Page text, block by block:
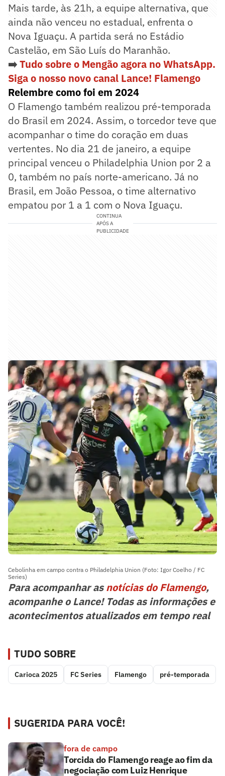
Mais tarde, às 21h, a equipe alternativa, que
ainda não venceu no estadual, enfrenta o
Nova Iguaçu. A partida será no Estádio
Castelão, em São Luís do Maranhão.
➡️Tudo sobre o Mengão agora no WhatsApp.
Siga o nosso novo canal Lance! Flamengo
Relembre como foi em 2024
O Flamengo também realizou pré-temporada
do Brasil em 2024. Assim, o torcedor teve que
acompanhar o time do coração em duas
vertentes. No dia 21 de janeiro, a equipe
principal venceu o Philadelphia Union por 2 a
0, também no país norte-americano. Já no
Brasil, em João Pessoa, o time alternativo
empatou por 1 a 1 com o Nova Iguaçu.
CONTINUA
APÓS A
PUBLICIDADE
Cebolinha em campo contra o Philadelphia Union (Foto: Igor Coelho / FC
Series)
Para acompanhar asnotícias do Flamengo,
acompanhe o Lance! Todas as informações e
acontecimentos atualizados em tempo real
TUDO SOBRE
Carioca 2025 FC Series Flamengo pré-temporada
SUGERIDA PARA VOCÊ!
fora de campo
Torcida do Flamengo reage ao fim da
negociação com Luiz Henrique